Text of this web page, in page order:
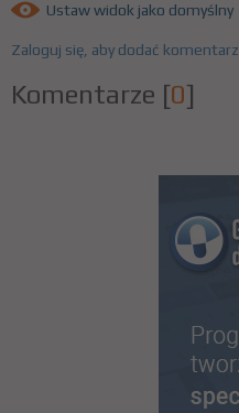
Ustaw widok jako domyślny
Zaloguj się, aby dodać komentarz
Komentarze [0]